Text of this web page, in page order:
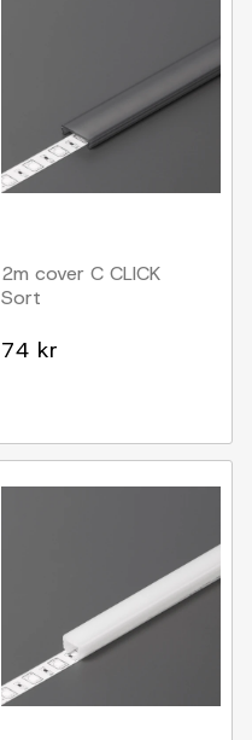
2m cover C CLICK
Sort
74 kr